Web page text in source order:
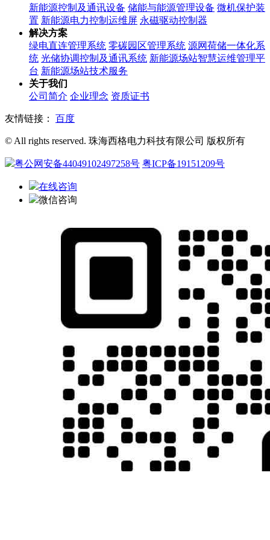
新能源控制及通讯设备 储能与能源管理设备 微机保护装
置 新能源电力控制运维屏 永磁驱动控制器
解决方案
绿电直连管理系统 零碳园区管理系统 源网荷储一体化系
统 光储协调控制及通讯系统 新能源场站智慧运维管理平
台 新能源场站技术服务
关于我们
公司简介 企业理念 资质证书
友情链接： 百度
© All rights reserved. 珠海西格电力科技有限公司 版权所有
粤公网安备44049102497258号 粤ICP备19151209号
在线咨询
微信咨询